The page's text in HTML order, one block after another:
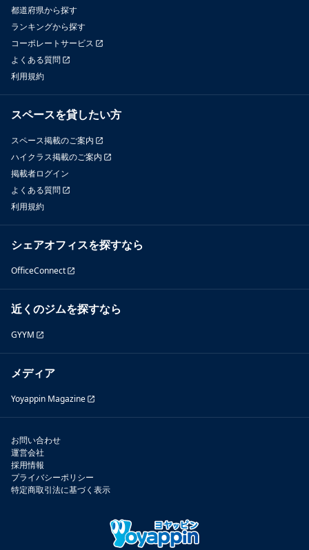
都道府県から探す
ランキングから探す
コーポレートサービス
よくある質問
利用規約
スペースを貸したい方
スペース掲載のご案内
ハイクラス掲載のご案内
掲載者ログイン
よくある質問
利用規約
シェアオフィスを探すなら
OfficeConnect
近くのジムを探すなら
GYYM
メディア
Yoyappin Magazine
お問い合わせ
運営会社
採用情報
プライバシーポリシー
特定商取引法に基づく表示